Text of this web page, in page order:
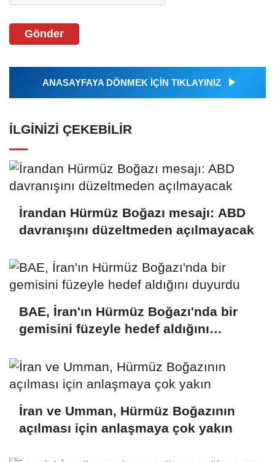
Gönder
ANASAYFAYA DÖNMEK İÇİN TIKLAYINIZ
İLGINIZI ÇEKEBILIR
İrandan Hürmüz Boğazı mesajı: ABD
davranışını düzeltmeden açılmayacak
BAE, İran'ın Hürmüz Boğazı'nda bir
gemisini füzeyle hedef aldığını
İran ve Umman, Hürmüz Boğazının
açılması için anlaşmaya çok yakın